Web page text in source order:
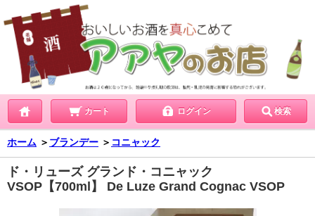
カート ログイン 検索
ホーム ＞ ブランデー ＞ コニャック
ド・リューズ グランド・コニャック
VSOP【700ml】 De Luze Grand Cognac VSOP